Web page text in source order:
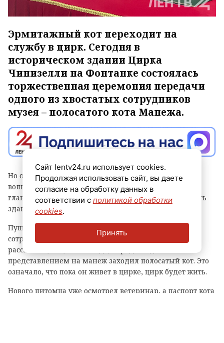
Эрмитажный кот переходит на
службу в цирк. Сегодня в
историческом здании Цирка
Чинизелли на Фонтанке состоялась
торжественная церемония передачи
одного из хвостатых сотрудников
музея – полосатого кота Манежа.
Но он никогда не выйдет на сцену и не окажется в
вольере. Вместо этого Манеж продолжит выполнять
главную миссию любого эрмитажного кота – охранять
здание от грызунов.
Пушистого охранника у Эрмитажа попросили
сотрудники цирка. Его директор Валерия Воронина
рассказала, что, по легенде, перед каждым
представлением на манеж заходил полосатый кот. Это
означало, что пока он живет в цирке, цирк будет жить.
Нового питомца уже осмотрел ветеринар, а паспорт кота
Сайт lentv24.ru использует cookies.
Продолжая использовать сайт, вы даете
согласие на обработку данных в
соответствии с политикой обработки
cookies.
Принять